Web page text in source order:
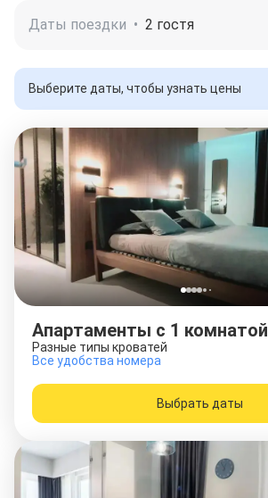
Даты поездки • 2 гостя
Выберите даты, чтобы узнать цены
Апартаменты c 1 комнатой
Разные типы кроватей
Все удобства номера
Выбрать даты